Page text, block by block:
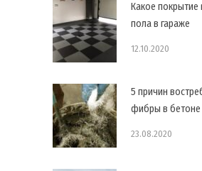
Какое
пола в гараже
12.10.2020
5 причин
фибры в бетоне
23.08.2020